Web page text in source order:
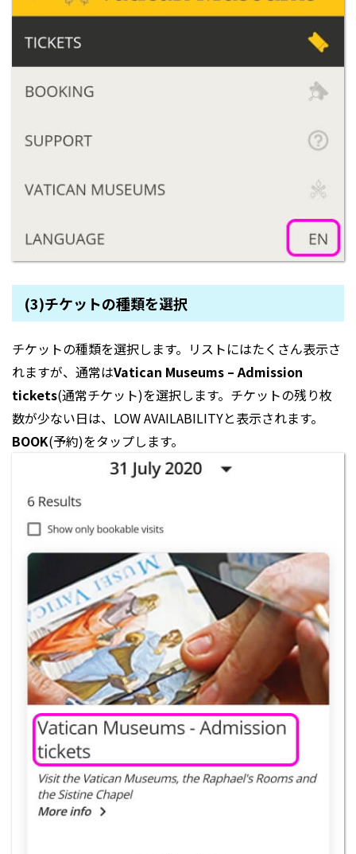
(3)チケットの種類を選択
チケットの種類を選択します。リストにはたくさん表示さ
れますが、通常はVatican Museums – Admission
tickets(通常チケット)を選択します。チケットの残り枚
数が少ない日は、LOW AVAILABILITYと表示されます。
BOOK(予約)をタップします。